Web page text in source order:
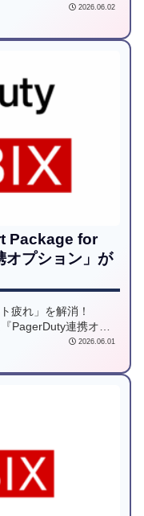
CodeやMCPを活用し
2026.06.02
Package for
プション」が
疲れ」を解消！
PagerDuty連携オプ
ート集約とトリアー
を提案します。
2026.06.01